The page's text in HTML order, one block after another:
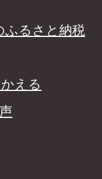
ふるさと納税
える